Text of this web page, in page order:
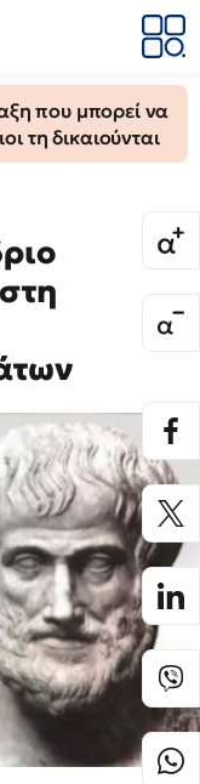
που μπορεί να
τη δικαιούνται